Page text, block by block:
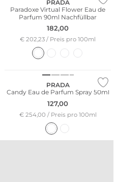
PRADA
Paradoxe Virtual Flower Eau de
Parfum 90ml Nachfüllbar
182,00
€ 202,23 / Preis pro 100ml
PRADA
Candy Eau de Parfum Spray 50ml
127,00
€ 254,00 / Preis pro 100ml